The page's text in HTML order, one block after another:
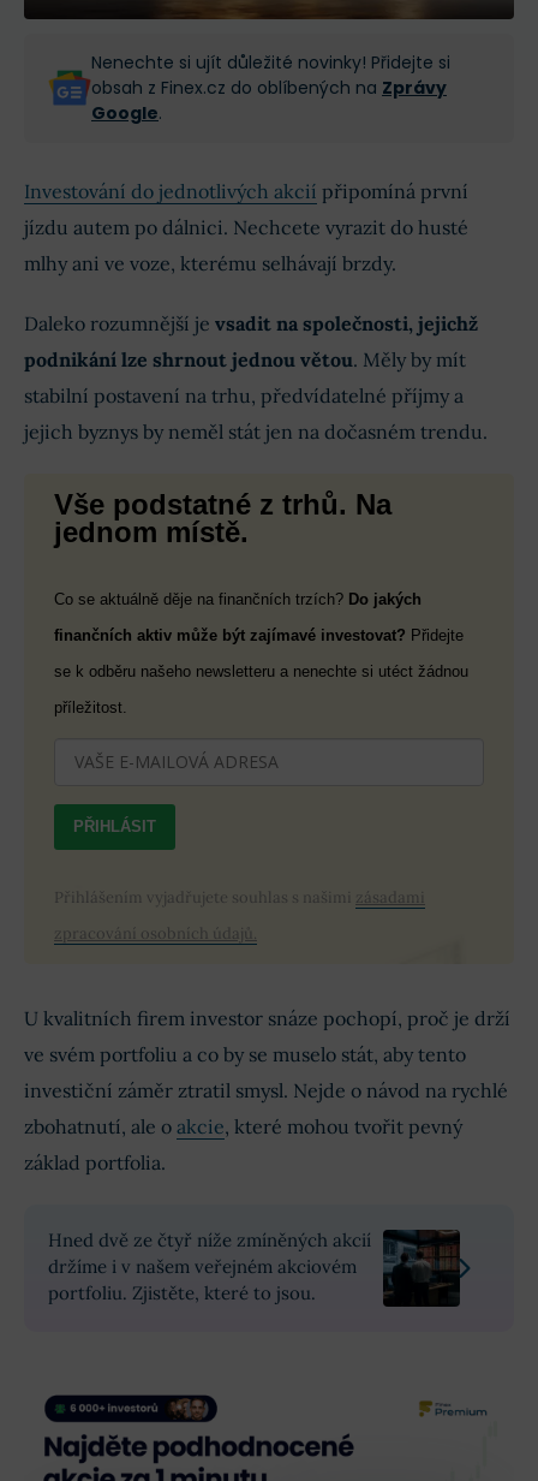
Nenechte si ujít důležité novinky! Přidejte si
obsah z Finex.cz do oblíbených na Zprávy
Google.
Investování do jednotlivých akcií připomíná první
jízdu autem po dálnici. Nechcete vyrazit do husté
mlhy ani ve voze, kterému selhávají brzdy.
Daleko rozumnější je vsadit na společnosti, jejichž
podnikání lze shrnout jednou větou. Měly by mít
stabilní postavení na trhu, předvídatelné příjmy a
jejich byznys by neměl stát jen na dočasném trendu.
Vše podstatné z trhů. Na
jednom místě.
Co se aktuálně děje na finančních trzích? Do jakých
finančních aktiv může být zajímavé investovat? Přidejte
se k odběru našeho newsletteru a nenechte si utéct žádnou
příležitost.
PŘIHLÁSIT
Přihlášením vyjadřujete souhlas s našimi zásadami
zpracování osobních údajů.
U kvalitních firem investor snáze pochopí, proč je drží
ve svém portfoliu a co by se muselo stát, aby tento
investiční záměr ztratil smysl. Nejde o návod na rychlé
zbohatnutí, ale o akcie, které mohou tvořit pevný
základ portfolia.
Hned dvě ze čtyř níže zmíněných akcií
držíme i v našem veřejném akciovém
portfoliu. Zjistěte, které to jsou.